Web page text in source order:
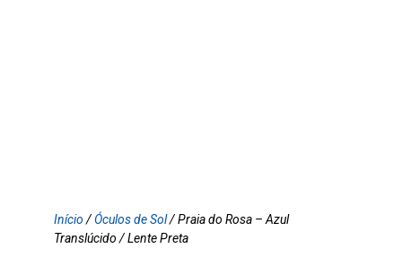
Início /Óculos de Sol/ Praia do Rosa – Azul
Translúcido / Lente Preta